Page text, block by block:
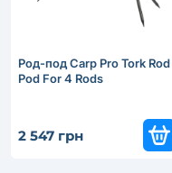
Род-под Carp Pro Tork Rod
Pod For 4 Rods
2 547 грн